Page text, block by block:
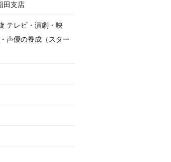
田支店
テレビ・演劇・映
声優の養成（スター